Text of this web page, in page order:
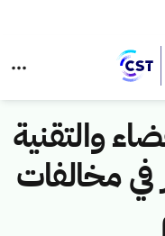
والتقنية
في مخالفات